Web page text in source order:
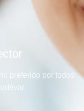
preferido por todos